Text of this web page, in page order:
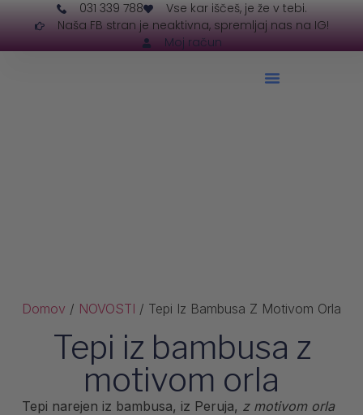
031 339 788
Vse kar iščeš, je že v tebi.
Naša FB stran je neaktivna, spremljaj nas na IG!
Moj račun
Domov / NOVOSTI / Tepi Iz Bambusa Z Motivom Orla
Tepi iz bambusa z
motivom orla
Tepi narejen iz bambusa, iz Peruja, z motivom orla